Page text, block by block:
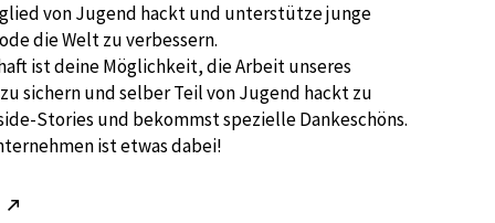
von Jugend hackt und unterstütze junge
die Welt zu verbessern.
ist deine Möglichkeit, die Arbeit unseres
sichern und selber Teil von Jugend hackt zu
Stories und bekommst spezielle Dankeschöns.
ist etwas dabei!